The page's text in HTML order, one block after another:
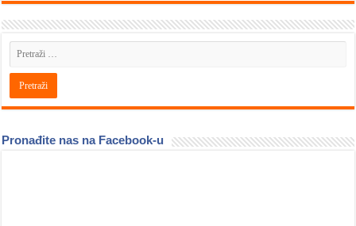
Pronađite nas na Facebook-u